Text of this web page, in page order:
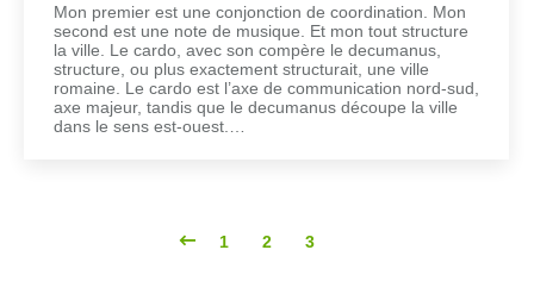
Mon premier est une conjonction de coordination. Mon
second est une note de musique. Et mon tout structure
la ville. Le cardo, avec son compère le decumanus,
structure, ou plus exactement structurait, une ville
romaine. Le cardo est l’axe de communication nord-sud,
axe majeur, tandis que le decumanus découpe la ville
dans le sens est-ouest.…
1 2 3